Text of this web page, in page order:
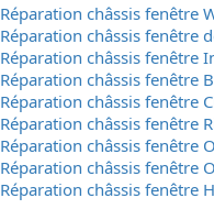
Réparation châssis fenêtre
Réparation châssis fenêtre
Réparation châssis fenêtre
Réparation châssis fenêtre
Réparation châssis fenêtre
Réparation châssis fenêtre
Réparation châssis fenêtre
Réparation châssis fenêtre
Réparation châssis fenêtre